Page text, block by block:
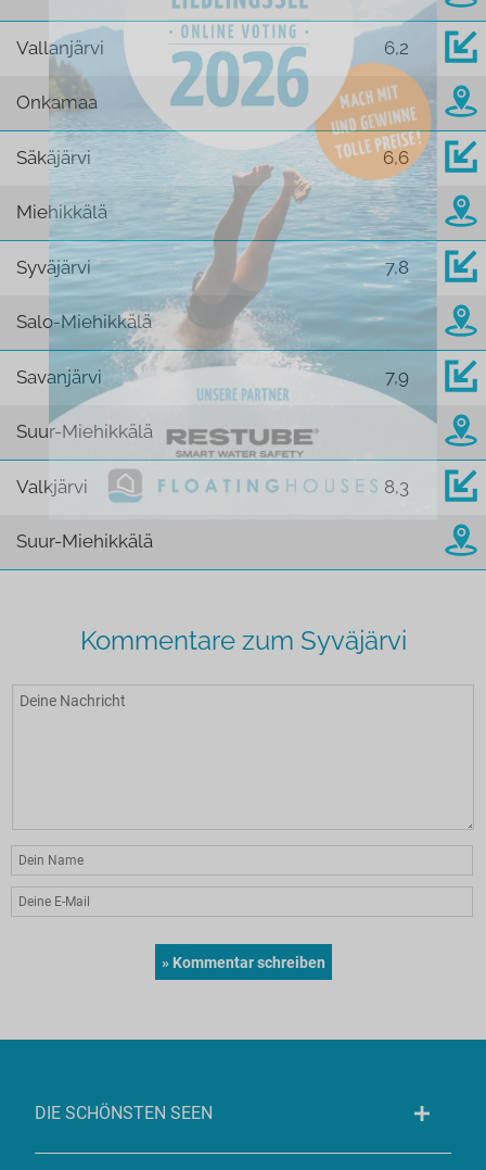
Vallanjärvi 6,2
Onkamaa
Säkäjärvi 6,6
Miehikkälä
Syväjärvi 7,8
Salo-Miehikkälä
Savanjärvi 7,9
Suur-Miehikkälä
Valkjärvi 8,3
Suur-Miehikkälä
Kommentare zum Syväjärvi
DIE SCHÖNSTEN SEEN